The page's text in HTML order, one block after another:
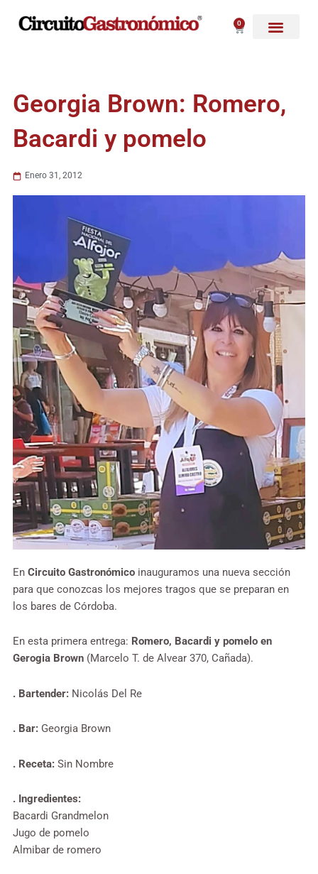
0
Carrito
Georgia Brown: Romero,
Bacardi y pomelo
Enero 31, 2012
En Circuito Gastronómico inauguramos una nueva sección
para que conozcas los mejores tragos que se preparan en
los bares de Córdoba.
En esta primera entrega: Romero, Bacardi y pomelo en
Gerogia Brown (Marcelo T. de Alvear 370, Cañada).
. Bartender: Nicolás Del Re
. Bar: Georgia Brown
. Receta: Sin Nombre
. Ingredientes:
Bacardi Grandmelon
Jugo de pomelo
Almibar de romero